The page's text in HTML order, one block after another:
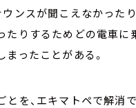
ウンスが聞こえなかった
たりするためどの電車に
まったことがある。
とを、エキマトペで解消